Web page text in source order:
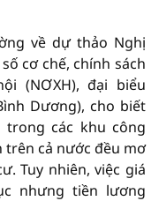
về dự thảo Nghị
cơ chế, chính sách
(NƠXH), đại biểu
Dương), cho biết
các khu công
trên cả nước đều mơ
Tuy nhiên, việc giá
nhưng tiền lương